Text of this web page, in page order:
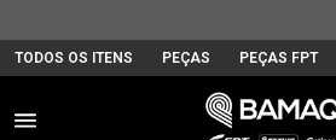
TODOS OS ITENS PEÇAS PEÇAS FPT